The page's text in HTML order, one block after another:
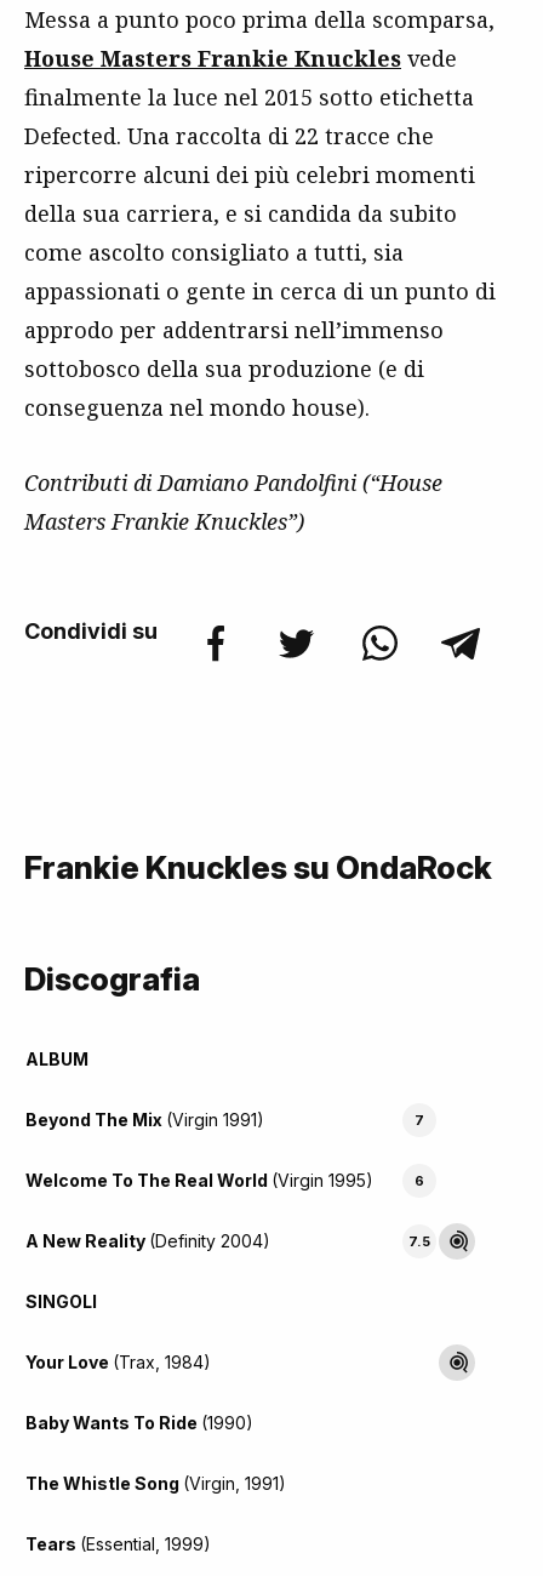
Messa a punto poco prima della scomparsa,
House Masters Frankie Knuckles vede
finalmente la luce nel 2015 sotto etichetta
Defected. Una raccolta di 22 tracce che
ripercorre alcuni dei più celebri momenti
della sua carriera, e si candida da subito
come ascolto consigliato a tutti, sia
appassionati o gente in cerca di un punto di
approdo per addentrarsi nell’immenso
sottobosco della sua produzione (e di
conseguenza nel mondo house).
Contributi di Damiano Pandolfini (“House
Masters Frankie Knuckles”)
Condividi su
Frankie Knuckles su OndaRock
Discografia
ALBUM
Beyond The Mix (Virgin 1991) 7
Welcome To The Real World (Virgin 1995) 6
A New Reality (Definity 2004) 7.5
SINGOLI
Your Love (Trax, 1984)
Baby Wants To Ride (1990)
The Whistle Song (Virgin, 1991)
Tears (Essential, 1999)